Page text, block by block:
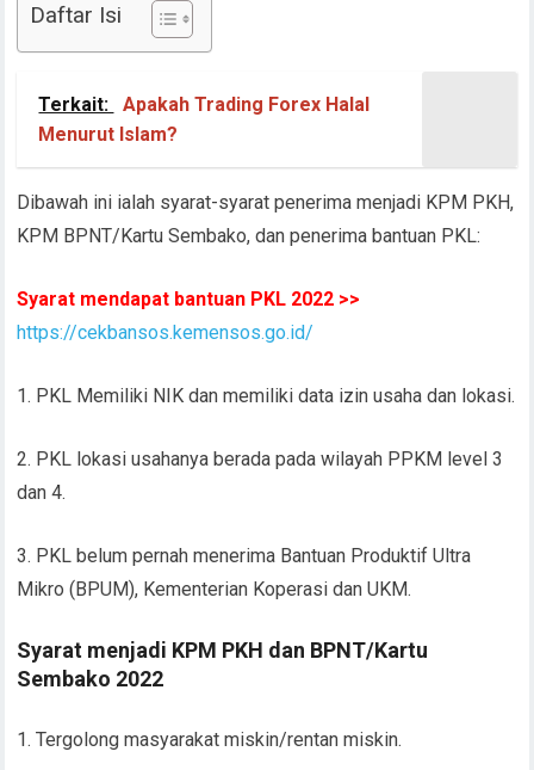
Daftar Isi
Terkait:
Apakah Trading Forex Halal
Menurut Islam?
Dibawah ini ialah syarat-syarat penerima menjadi KPM PKH,
KPM BPNT/Kartu Sembako, dan penerima bantuan PKL:
Syarat mendapat bantuan PKL 2022 >>
https://cekbansos.kemensos.go.id/
1. PKL Memiliki NIK dan memiliki data izin usaha dan lokasi.
2. PKL lokasi usahanya berada pada wilayah PPKM level 3
dan 4.
3. PKL belum pernah menerima Bantuan Produktif Ultra
Mikro (BPUM), Kementerian Koperasi dan UKM.
Syarat menjadi KPM PKH dan BPNT/Kartu
Sembako 2022
1. Tergolong masyarakat miskin/rentan miskin.